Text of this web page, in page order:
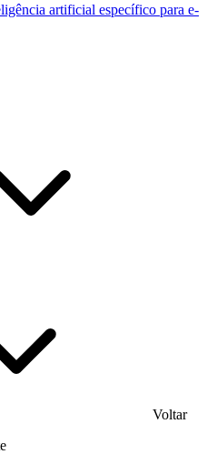
artificial específico para e-
Voltar